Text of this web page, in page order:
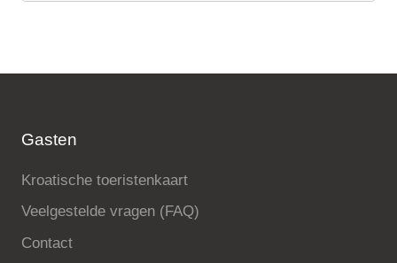
Gasten
Kroatische toeristenkaart
Veelgestelde vragen (FAQ)
Contact